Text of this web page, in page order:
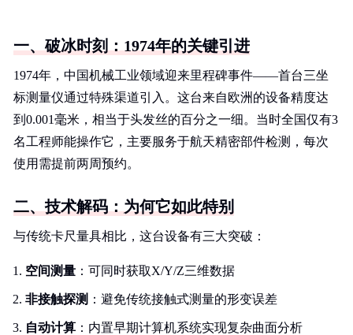
一、破冰时刻：1974年的关键引进
1974年，中国机械工业领域迎来里程碑事件——首台三坐
标测量仪通过特殊渠道引入。这台来自欧洲的设备精度达
到0.001毫米，相当于头发丝的百分之一细。当时全国仅有3
名工程师能操作它，主要服务于航天精密部件检测，每次
使用需提前两周预约。
二、技术解码：为何它如此特别
与传统卡尺量具相比，这台设备有三大突破：
空间测量 ：可同时获取X/Y/Z三维数据
非接触探测 ：避免传统接触式测量的形变误差
自动计算 ：内置早期计算机系统实现复杂曲面分析